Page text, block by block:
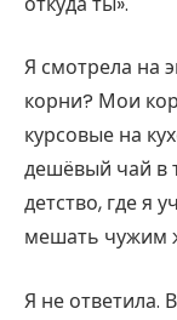
Я смотрела на
корни? Мои
курсовые на
дешёвый чай в
детство, где я
мешать чужим
Я не ответила.